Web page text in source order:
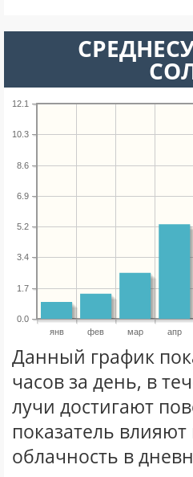
янв фев мар апр
0.0
1.7
3.4
5.2
6.9
8.6
10.3
12.1
Данный график
часов за день, в
лучи достигают
показатель влияют
облачность в